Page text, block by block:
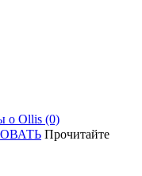
о Ollis (0)
Прочитайте